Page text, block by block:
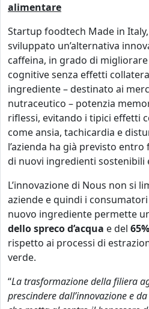
alimentare
Startup foodtech Made in Italy,
sviluppato un’alternativa
caffeina, in grado di
cognitive senza effetti
ingrediente – destinato ai
nutraceutico – potenzia
riflessi, evitando i tipici effetti
come ansia, tachicardia e
l’azienda ha già previsto
di nuovi ingredienti sostenibili
L’innovazione di Nous non si
aziende e quindi i
nuovo ingrediente permette
dello spreco d’acqua e del
rispetto ai processi di
verde.
“La trasformazione della filiera
prescindere dall’innovazione e